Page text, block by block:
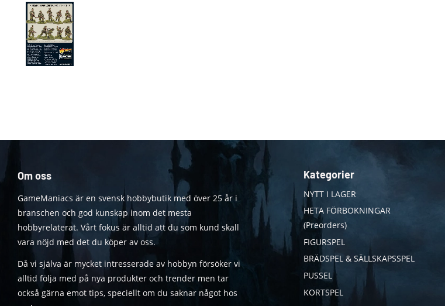
Om oss
GameManiacs är en svensk hobbybutik med över 25 år i
branschen och god kunskap inom det mesta
hobbyrelaterat. Vårt fokus är alltid att du som kund skall
vara nöjd med det du köper av oss.
Då vi själva är mycket intresserade av hobbyn försöker vi
alltid följa med på nya produkter och trender men tar
också gärna emot tips, speciellt om du saknar något hos
Kategorier
NYTT I LAGER
HETA FÖRBOKNINGAR
(Preorders)
FIGURSPEL
BRÄDSPEL & SÄLLSKAPSSPEL
PUSSEL
KORTSPEL